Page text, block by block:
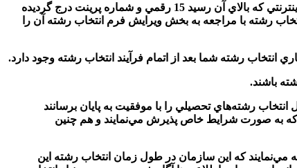
1- به متقاضيان توصيه می­شود پس از دريافت رسيد از بخش مشاهده اطلاعات حتماً از فهرست كدرشته هاي انتخابي خود در فرم انتخاب رشته اينترنتي كه بالاي آن رسيد 15 رقمي و شماره پرينت درج گرديده
رشته با مراجعه به بخش ويرايش فرم انتخاب رشته آن را
رشته‌هاي تحصيلي را با موفقيت به پايان برسانند
كه به صورت شرايط خاص پذيرش مي‌نمايند و هم چنين
مي‌نمايند كه اين سازمان در طول زمان انتخاب رشته اين